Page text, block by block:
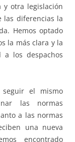
otra legislación
las diferencias la
Hemos optado
la más clara y la
los despachos
el mismo
las normas
a las normas
una nueva
encontrado